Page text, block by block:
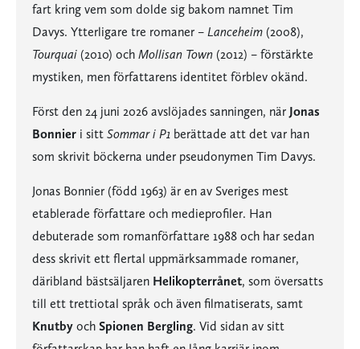
fart kring vem som dolde sig bakom namnet Tim
Davys. Ytterligare tre romaner – Lanceheim (2008),
Tourquai (2010) och Mollisan Town (2012) – förstärkte
mystiken, men författarens identitet förblev okänd.
Först den 24 juni 2026 avslöjades sanningen, när Jonas
Bonnier i sitt Sommar i P1 berättade att det var han
som skrivit böckerna under pseudonymen Tim Davys.
Jonas Bonnier (född 1963) är en av Sveriges mest
etablerade författare och medieprofiler. Han
debuterade som romanförfattare 1988 och har sedan
dess skrivit ett flertal uppmärksammade romaner,
däribland bästsäljaren Helikopterrånet, som översatts
till ett trettiotal språk och även filmatiserats, samt
Knutby och Spionen Bergling. Vid sidan av sitt